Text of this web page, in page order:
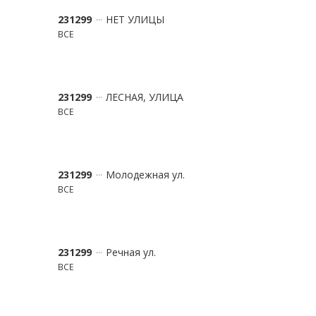
231299 НЕТ УЛИЦЫ
ВСЕ
231299 ЛЕСНАЯ, УЛИЦА
ВСЕ
231299 Молодежная ул.
ВСЕ
231299 Речная ул.
ВСЕ